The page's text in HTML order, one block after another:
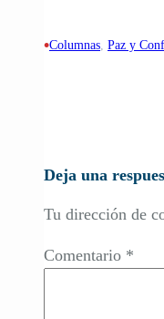
•Columnas, Paz y
Deja una
Tu dirección de
Comentario *